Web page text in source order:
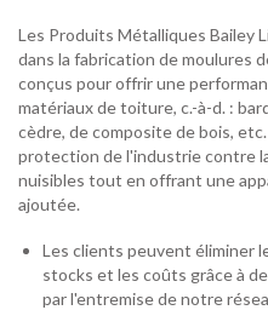
Les Produits Métalliques Bailey
dans la fabrication de moulures
conçus pour offrir une
matériaux de toiture, c.-à-d. :
cèdre, de composite de bois,
protection de l'industrie contre
nuisibles tout en offrant une
ajoutée.
Les clients peuvent éliminer
stocks et les coûts grâce à
par l'entremise de notre